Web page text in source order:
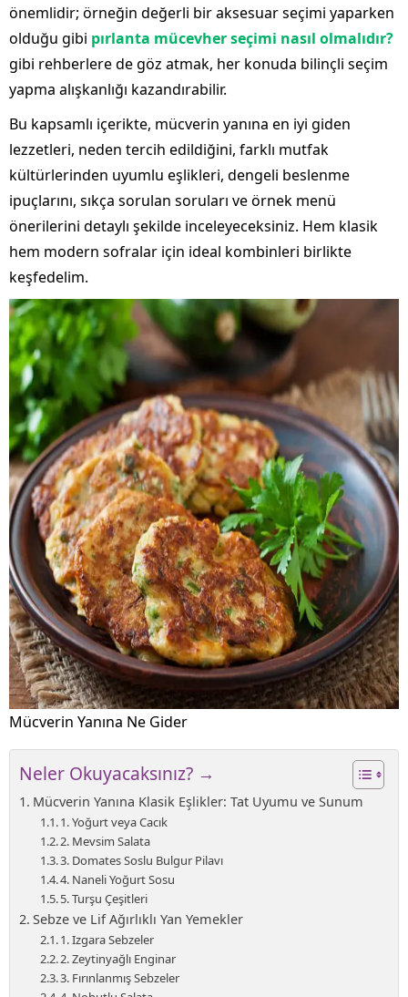
önemlidir; örneğin değerli bir aksesuar seçimi yaparken
olduğu gibi pırlanta mücevher seçimi nasıl olmalıdır?
gibi rehberlere de göz atmak, her konuda bilinçli seçim
yapma alışkanlığı kazandırabilir.
Bu kapsamlı içerikte, mücverin yanına en iyi giden
lezzetleri, neden tercih edildiğini, farklı mutfak
kültürlerinden uyumlu eşlikleri, dengeli beslenme
ipuçlarını, sıkça sorulan soruları ve örnek menü
önerilerini detaylı şekilde inceleyeceksiniz. Hem klasik
hem modern sofralar için ideal kombinleri birlikte
keşfedelim.
Mücverin Yanına Ne Gider
Neler Okuyacaksınız? →
Mücverin Yanına Klasik Eşlikler: Tat Uyumu ve Sunum
1. Yoğurt veya Cacık
2. Mevsim Salata
3. Domates Soslu Bulgur Pilavı
4. Naneli Yoğurt Sosu
5. Turşu Çeşitleri
Sebze ve Lif Ağırlıklı Yan Yemekler
1. Izgara Sebzeler
2. Zeytinyağlı Enginar
3. Fırınlanmış Sebzeler